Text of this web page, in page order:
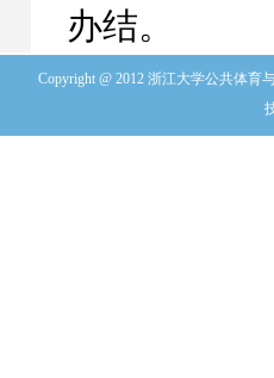
办结。
Copyright @ 2012 浙江大学公共体育